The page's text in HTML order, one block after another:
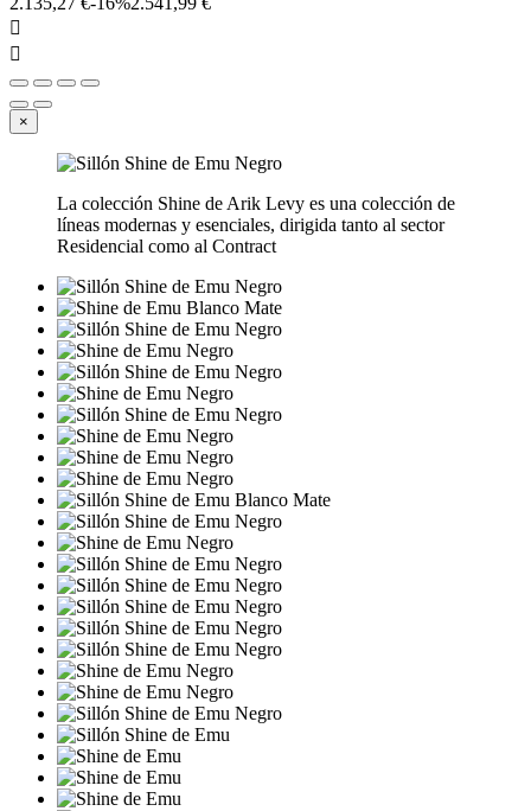


×
La colección Shine de Arik Levy es una colección de
líneas modernas y esenciales, dirigida tanto al sector
Residencial como al Contract